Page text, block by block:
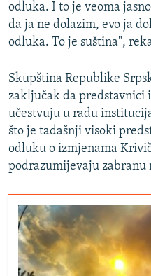
odluka. I to je veoma
da ja ne dolazim, evo ja
odluka. To je suština",
Skupština Republike
zaključak da predstavnici
učestvuju u radu
što je tadašnji visoki
odluku o izmjenama
podrazumijevaju zabranu